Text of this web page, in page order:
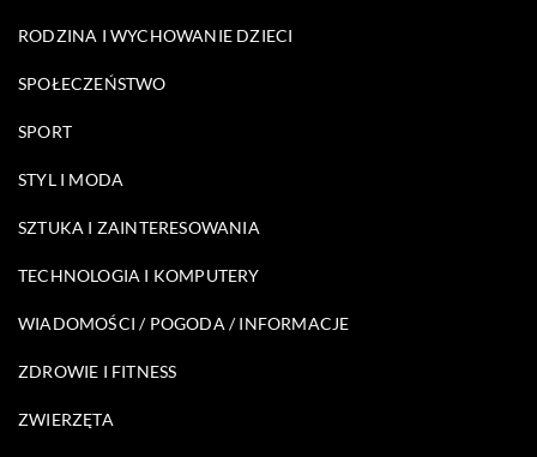
RODZINA I WYCHOWANIE DZIECI
SPOŁECZEŃSTWO
SPORT
STYL I MODA
SZTUKA I ZAINTERESOWANIA
TECHNOLOGIA I KOMPUTERY
WIADOMOŚCI / POGODA / INFORMACJE
ZDROWIE I FITNESS
ZWIERZĘTA